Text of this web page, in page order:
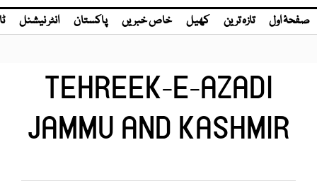
صفحۂ اول تازہ ترین کھیل خاص خبریں پاکستان انٹر نیشنل
TEHREEK-E-AZADI
JAMMU AND KASHMIR